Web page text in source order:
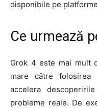
disponibile pe
Ce urmează
Grok 4 este mai mult
mare către
accelera
probleme reale. De